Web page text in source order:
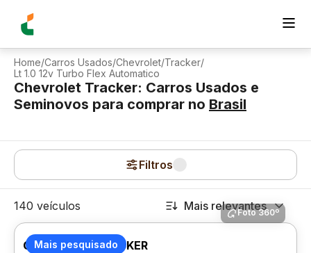
Home/Carros Usados/Chevrolet/Tracker/
Lt 1.0 12v Turbo Flex Automatico
Chevrolet Tracker: Carros Usados e
Seminovos para comprar no Brasil
Filtros
140 veículos Mais relevantes
Mais pesquisado
Foto 360º
CHEVROLET TRACKER